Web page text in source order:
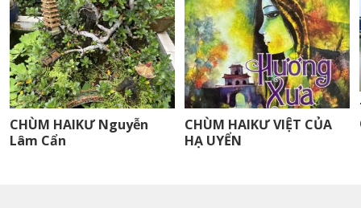
CHÙM HAIKƯ Nguyễn
Lâm Cẩn
CHÙM HAIKƯ VIỆT CỦA
HẠ UYỂN